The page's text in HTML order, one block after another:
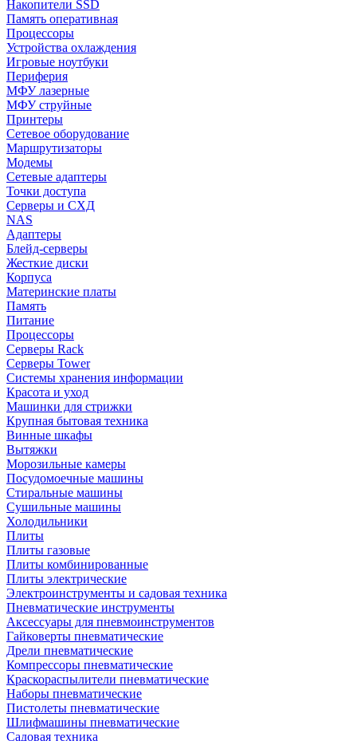
Накопители SSD
Память оперативная
Процессоры
Устройства охлаждения
Игровые ноутбуки
Периферия
МФУ лазерные
МФУ струйные
Принтеры
Сетевое оборудование
Маршрутизаторы
Модемы
Сетевые адаптеры
Точки доступа
Серверы и СХД
NAS
Адаптеры
Блейд-серверы
Жесткие диски
Корпуса
Материнские платы
Память
Питание
Процессоры
Серверы Rack
Серверы Tower
Системы хранения информации
Красота и уход
Машинки для стрижки
Крупная бытовая техника
Винные шкафы
Вытяжки
Морозильные камеры
Посудомоечные машины
Стиральные машины
Сушильные машины
Холодильники
Плиты
Плиты газовые
Плиты комбинированные
Плиты электрические
Электроинструменты и садовая техника
Пневматические инструменты
Аксессуары для пневмоинструментов
Гайковерты пневматические
Дрели пневматические
Компрессоры пневматические
Краскораспылители пневматические
Наборы пневматические
Пистолеты пневматические
Шлифмашины пневматические
Садовая техника